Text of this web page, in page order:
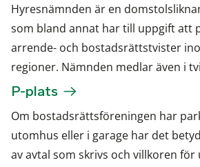
Hyresnämnden är en
som bland annat har till uppgift att
arrende- och bostadsrättstvister
regioner. Nämnden medlar även i
P-plats
Om bostadsrättsföreningen har
utomhus eller i garage har det
av avtal som skrivs och villkoren